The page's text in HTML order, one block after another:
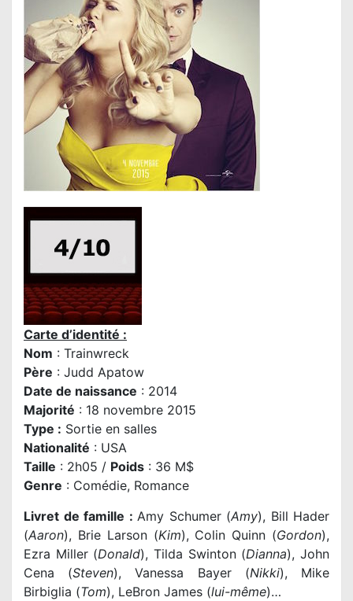
Carte d’identité :
Nom : Trainwreck
Père : Judd Apatow
Date de naissance : 2014
Majorité : 18 novembre 2015
Type : Sortie en salles
Nationalité : USA
Taille : 2h05 / Poids : 36 M$
Genre : Comédie, Romance
Livret de famille : Amy Schumer (Amy), Bill Hader
(Aaron), Brie Larson (Kim), Colin Quinn (Gordon),
Ezra Miller (Donald), Tilda Swinton (Dianna), John
Cena (Steven), Vanessa Bayer (Nikki), Mike
Birbiglia (Tom), LeBron James (lui-même)…